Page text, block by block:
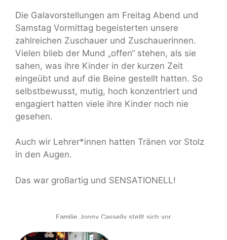
Die Galavorstellungen am Freitag Abend und
Samstag Vormittag begeisterten unsere
zahlreichen Zuschauer und Zuschauerinnen.
Vielen blieb der Mund „offen“ stehen, als sie
sahen, was ihre Kinder in der kurzen Zeit
eingeübt und auf die Beine gestellt hatten. So
selbstbewusst, mutig, hoch konzentriert und
engagiert hatten viele ihre Kinder noch nie
gesehen.
Auch wir Lehrer*innen hatten Tränen vor Stolz
in den Augen.
Das war großartig und SENSATIONELL!
Familie Jonny Casselly stellt sich vor